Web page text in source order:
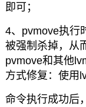
即可；
4、pvmove执行
被强制杀掉，从
pvmove和其他
方式修复：使用
命令执行成功后